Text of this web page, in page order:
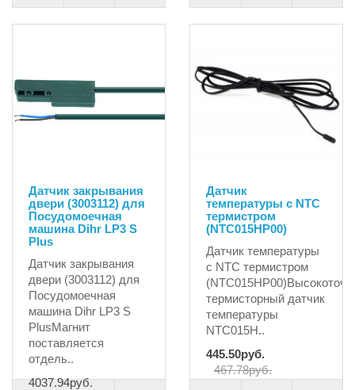
Датчик закрывания
двери (3003112) для
Посудомоечная
машина Dihr LP3 S
Plus
Датчик закрывания
двери (3003112) для
Посудомоечная
машина Dihr LP3 S
PlusМагнит
поставляется
отдель..
4037.94руб.
Датчик
температуры с NTC
термистром
(NTC015HP00)
Датчик температуры
с NTC термистром
термисторный датчик
температуры
NTC015H..
445.50руб.
467.78руб.